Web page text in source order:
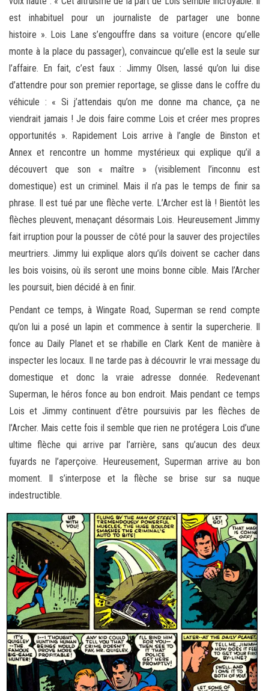
est inhabituel pour un journaliste de partager une bonne
histoire ». Lois Lane s’engouffre dans sa voiture (encore qu’elle
monte à la place du passager), convaincue qu’elle est la seule sur
l’affaire. En fait, c’est faux : Jimmy Olsen, lassé qu’on lui dise
d’attendre pour son premier reportage, se glisse dans le coffre du
véhicule : « Si j’attendais qu’on me donne ma chance, ça ne
viendrait jamais ! Je dois faire comme Lois et créer mes propres
opportunités ». Rapidement Lois arrive à l’angle de Binston et
Annex et rencontre un homme mystérieux qui explique qu’il a
découvert que son « maître » (visiblement l’inconnu est
domestique) est un criminel. Mais il n’a pas le temps de finir sa
phrase. Il est tué par une flèche verte. L’Archer est là ! Bientôt les
flèches pleuvent, menaçant désormais Lois. Heureusement Jimmy
fait irruption pour la pousser de côté pour la sauver des projectiles
meurtriers. Jimmy lui explique alors qu’ils doivent se cacher dans
les bois voisins, où ils seront une moins bonne cible. Mais l’Archer
les poursuit, bien décidé à en finir.
Pendant ce temps, à Wingate Road, Superman se rend compte
qu’on lui a posé un lapin et commence à sentir la supercherie. Il
fonce au Daily Planet et se rhabille en Clark Kent de manière à
inspecter les locaux. Il ne tarde pas à découvrir le vrai message du
domestique et donc la vraie adresse donnée. Redevenant
Superman, le héros fonce au bon endroit. Mais pendant ce temps
Lois et Jimmy continuent d’être poursuivis par les flèches de
l’Archer. Mais cette fois il semble que rien ne protégera Lois d’une
ultime flèche qui arrive par l’arrière, sans qu’aucun des deux
fuyards ne l’aperçoive. Heureusement, Superman arrive au bon
moment. Il s’interpose et la flèche se brise sur sa nuque
indestructible.